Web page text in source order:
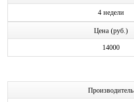
4 недели
Цена (руб.)
14000
Производитель